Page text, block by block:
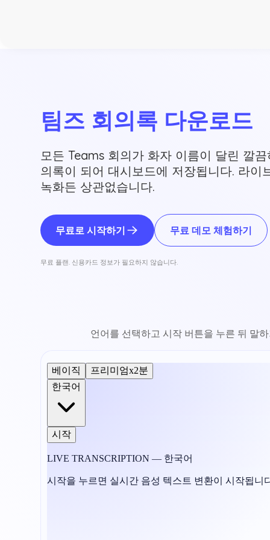
팀즈 회의록 다운로드
모든 Teams 회의가 화자 이름이 달린 깔
의록이 되어 대시보드에 저장됩니다. 라이
녹화든 상관없습니다.
무료로 시작하기 무료 데모 체험하기
무료 플랜. 신용카드 정보가 필요하지 않습니다.
언어를 선택하고 시작 버튼을 누른 뒤 말